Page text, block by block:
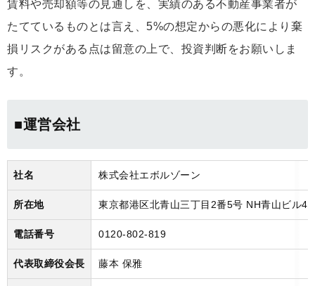
賃料や売却額等の見通しを、実績のある不動産事業者が
たてているものとは言え、5%の想定からの悪化により棄
損リスクがある点は留意の上で、投資判断をお願いしま
す。
■運営会社
社名 株式会社エボルゾーン
所在地 東京都港区北青山三丁目2番5号 NH青山ビル4
電話番号 0120-802-819
代表取締役会長 藤本 保雅